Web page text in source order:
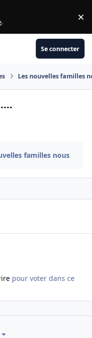
. ×
Se connecter
Les nouvelles familles
familles nous
pour voter dans ce